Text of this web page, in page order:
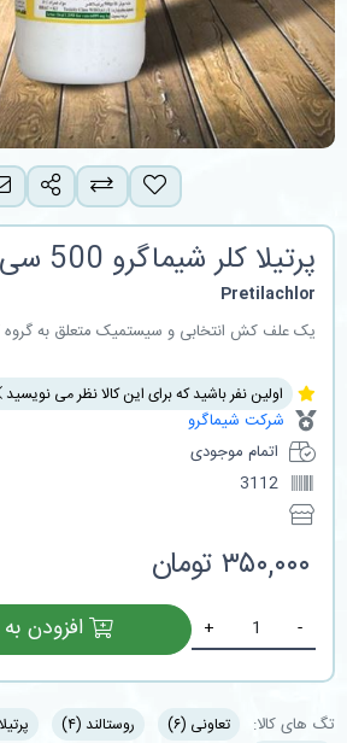
افزودن به
پرتیلا کلر شیماگرو 500 سی سی(نیم لیتر)
Pretilachlor
یک علف کش انتخابی و سیستمیک متعلق به گروه
اولین نفر باشید که برای این کالا نظر می نویسید
شرکت شیماگرو
اتمام موجودی
3112
۳۵۰,۰۰۰ تومان
-
+ افزودن
تگ های کالا: تعاونی (۶) روستالند (۴)